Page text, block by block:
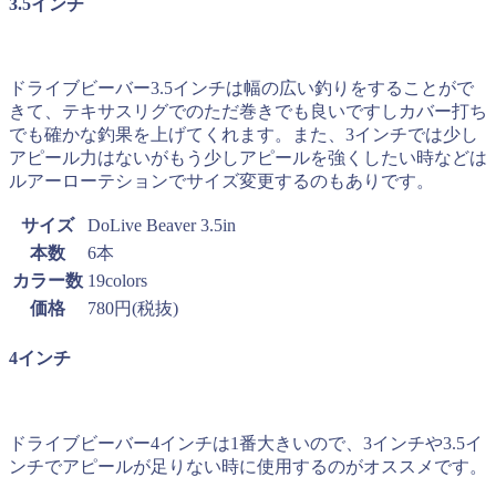
ドライブビーバー3.5インチは幅の広い釣りをすることがで
きて、テキサスリグでのただ巻きでも良いですしカバー打ち
でも確かな釣果を上げてくれます。また、3インチでは少し
アピール力はないがもう少しアピールを強くしたい時などは
ルアーローテションでサイズ変更するのもありです。
サイズ
DoLive Beaver 3.5in
本数
6本
カラー数 19colors
価格
780円(税抜)
4インチ
ドライブビーバー4インチは1番大きいので、3インチや3.5イ
ンチでアピールが足りない時に使用するのがオススメです。